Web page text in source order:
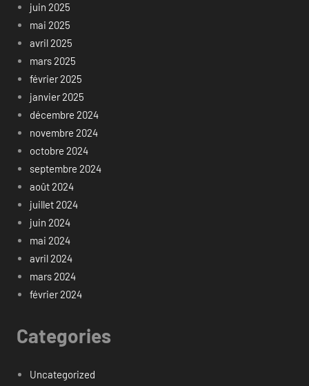
juin 2025
mai 2025
avril 2025
mars 2025
février 2025
janvier 2025
décembre 2024
novembre 2024
octobre 2024
septembre 2024
août 2024
juillet 2024
juin 2024
mai 2024
avril 2024
mars 2024
février 2024
Categories
Uncategorized